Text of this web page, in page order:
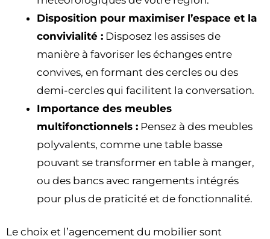
Disposition pour maximiser l’espace et la
convivialité : Disposez les assises de
manière à favoriser les échanges entre
convives, en formant des cercles ou des
demi-cercles qui facilitent la conversation.
Importance des meubles
multifonctionnels : Pensez à des meubles
polyvalents, comme une table basse
pouvant se transformer en table à manger,
ou des bancs avec rangements intégrés
pour plus de praticité et de fonctionnalité.
Le choix et l’agencement du mobilier sont